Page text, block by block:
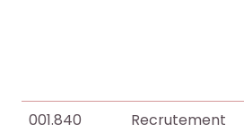
001.840
Recrutement